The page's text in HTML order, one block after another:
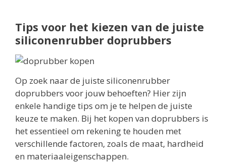
Tips voor het kiezen van de juiste
siliconenrubber doprubbers
Op zoek naar de juiste siliconenrubber
doprubbers voor jouw behoeften? Hier zijn
enkele handige tips om je te helpen de juiste
keuze te maken. Bij het kopen van doprubbers is
het essentieel om rekening te houden met
verschillende factoren, zoals de maat, hardheid
en materiaaleigenschappen.